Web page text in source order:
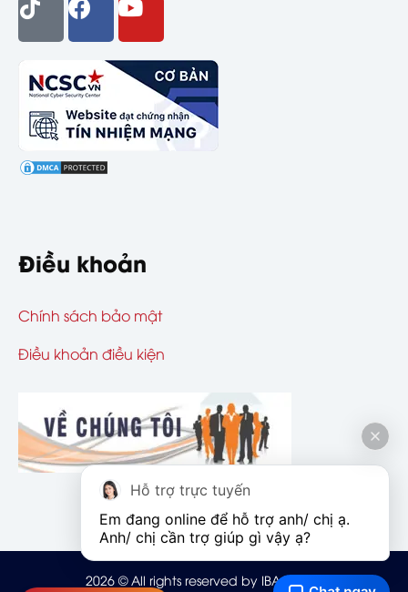
Điều khoản
Chính sách bảo mật
Điều khoản điều kiện
2026 © All rights reserved by IBAOHIEM
Hỗ trợ trực tuyến
Em đang online để hỗ trợ anh/ chị ạ.
Anh/ chị cần trợ giúp gì vậy ạ?